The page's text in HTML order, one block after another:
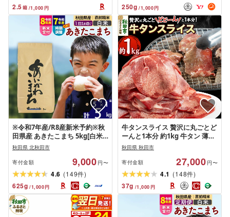
2.5箱 /1,000 円 250g /1,000円
※令和7年産/R8産新米予約※秋
田県産 あきたこまち 5kg[白米]
(5kg小分け袋) [1回のみお届
け]2025年産 2026年産 令和8年
産 お届け時期選べる お米 藤岡
農産 [藤岡農産 秋田 お米 あきた
こまち 米どころ 東北]
秋田県 北秋田市
寄付金額 9,000 円〜
4.6 (149件)
625g /1,000円
牛タンスライス 贅沢に丸ごとど
ーんと1本分 約1kg 牛タン 薄切
り
秋田県 秋田市
寄付金額 27,000 円〜
4.1 (148件)
37g /1,000 円